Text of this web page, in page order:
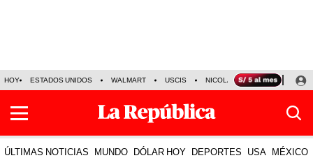
HOY ESTADOS UNIDOS WALMART USCIS NICOLÁS MADURO P-8
ÚLTIMAS NOTICIAS MUNDO DÓLAR HOY DEPORTES USA MÉXICO